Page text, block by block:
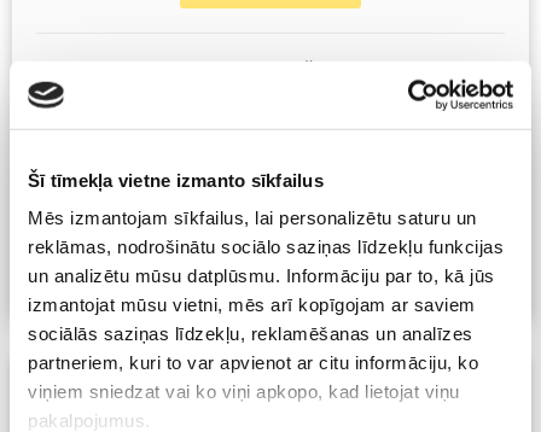
Šī tīmekļa vietne izmanto sīkfailus
Mēs izmantojam sīkfailus, lai personalizētu saturu un
reklāmas, nodrošinātu sociālo saziņas līdzekļu funkcijas
un analizētu mūsu datplūsmu. Informāciju par to, kā jūs
izmantojat mūsu vietni, mēs arī kopīgojam ar saviem
sociālās saziņas līdzekļu, reklamēšanas un analīzes
partneriem, kuri to var apvienot ar citu informāciju, ko
viņiem sniedzat vai ko viņi apkopo, kad lietojat viņu
pakalpojumus.
Diānas Zandes lekcija TIEŠSAISTĒ
11.08 12:30-14:30
Visas nodarbības
Daudzaugļu grūtniecība - laimes nekad